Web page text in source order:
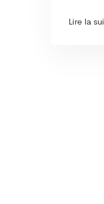
Lire la